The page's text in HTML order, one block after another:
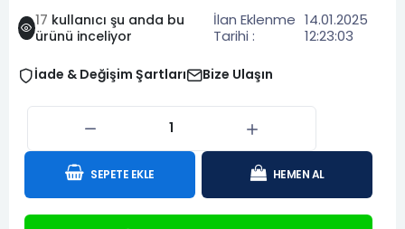
17 kullanıcı şu anda bu
ürünü inceliyor
İlan Eklenme
Tarihi :
14.01.2025
12:23:03
İade & Değişim Şartları Bize Ulaşın
SEPETE EKLE HEMEN AL